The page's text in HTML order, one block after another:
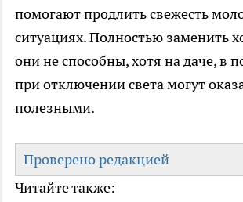
помогают продлить свежесть
ситуациях. Полностью заменить
они не способны, хотя на даче, в
при отключении света могут
полезными.
Проверено редакцией
Читайте также: